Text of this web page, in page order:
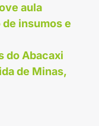
aula
insumos e
do Abacaxi
de Minas,